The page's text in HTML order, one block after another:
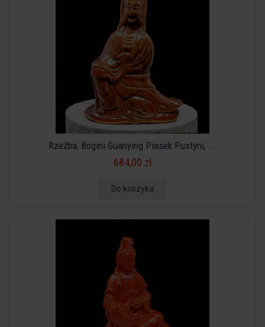
Rzeźba, Bogini Guanying Piasek Pustyni, ...
684,00 zł
Do koszyka